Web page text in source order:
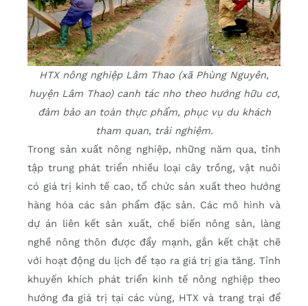
HTX nông nghiệp Lâm Thao (xã Phùng Nguyên,
huyện Lâm Thao) canh tác nho theo hướng hữu cơ,
đảm bảo an toàn thực phẩm, phục vụ du khách
tham quan, trải nghiệm.
Trong sản xuất nông nghiệp, những năm qua, tỉnh
tập trung phát triển nhiều loại cây trồng, vật nuôi
có giá trị kinh tế cao, tổ chức sản xuất theo hướng
hàng hóa các sản phẩm đặc sản. Các mô hình và
dự án liên kết sản xuất, chế biến nông sản, làng
nghề nông thôn được đẩy mạnh, gắn kết chặt chẽ
với hoạt động du lịch để tạo ra giá trị gia tăng. Tỉnh
khuyến khích phát triển kinh tế nông nghiệp theo
hướng đa giá trị tại các vùng, HTX và trang trại để